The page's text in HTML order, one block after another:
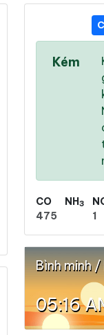
33 °/
Kém
CO
475
NH3
1
Bình minh
05:16